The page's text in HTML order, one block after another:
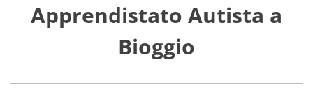
Apprendistato Autista a
Bioggio